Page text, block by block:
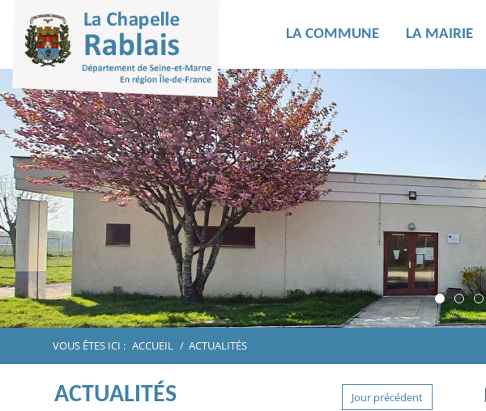
LA COMMUNE LA MAIRIE
VOUS ÊTES ICI : ACCUEIL / ACTUALITÉS
ACTUALITÉS Jour précédent